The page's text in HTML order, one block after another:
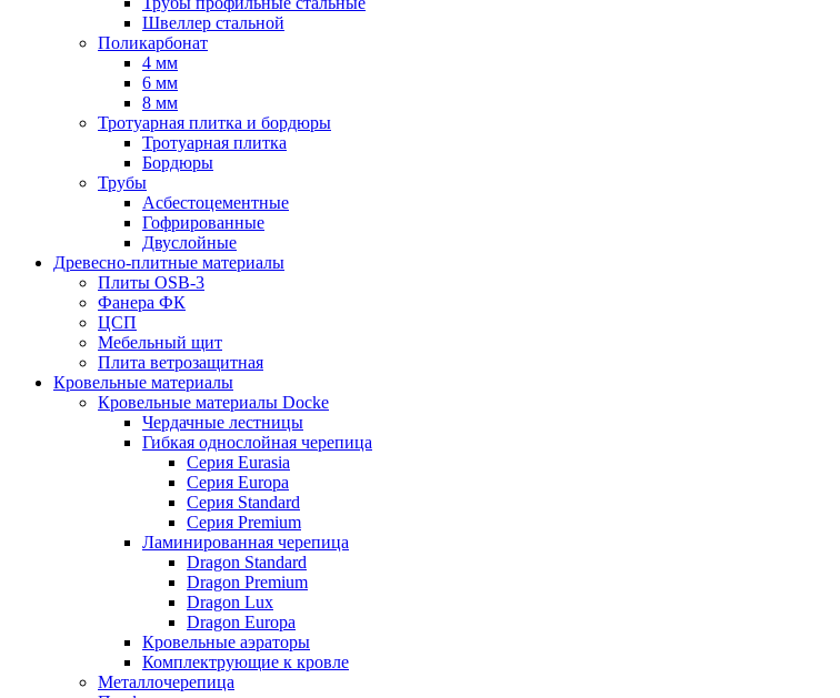
Швеллер стальной
Поликарбонат
4 мм
6 мм
8 мм
Тротуарная плитка и бордюры
Тротуарная плитка
Бордюры
Трубы
Асбестоцементные
Гофрированные
Двуслойные
Древесно-плитные материалы
Плиты OSB-3
Фанера ФК
ЦСП
Мебельный щит
Плита ветрозащитная
Кровельные материалы
Кровельные материалы Docke
Чердачные лестницы
Гибкая однослойная черепица
Серия Eurasia
Серия Europa
Серия Standard
Серия Premium
Ламинированная черепица
Dragon Standard
Dragon Premium
Dragon Lux
Dragon Europa
Кровельные аэраторы
Комплектрующие к кровле
Металлочерепица